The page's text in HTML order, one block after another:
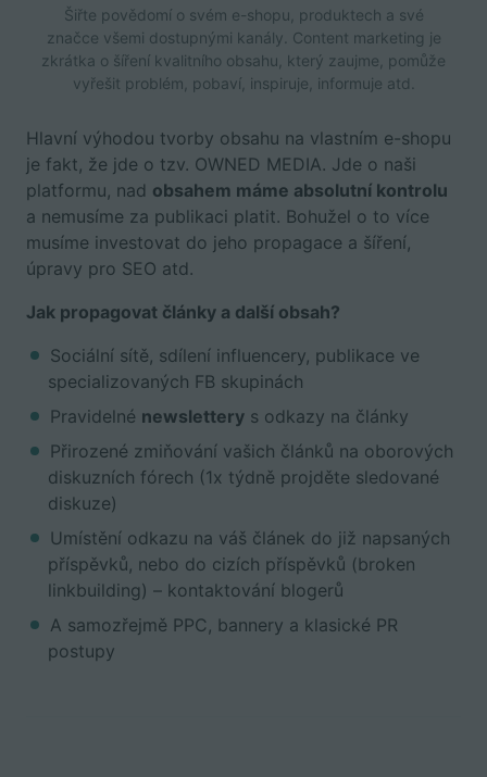
Šiřte povědomí o svém e-shopu, produktech a své
značce všemi dostupnými kanály. Content marketing je
zkrátka o šíření kvalitního obsahu, který zaujme, pomůže
vyřešit problém, pobaví, inspiruje, informuje atd.
Hlavní výhodou tvorby obsahu na vlastním e-shopu
je fakt, že jde o tzv. OWNED MEDIA. Jde o naši
platformu, nad obsahem máme absolutní kontrolu
a nemusíme za publikaci platit. Bohužel o to více
musíme investovat do jeho propagace a šíření,
úpravy pro SEO atd.
Jak propagovat články a další obsah?
Sociální sítě, sdílení influencery, publikace ve
specializovaných FB skupinách
Pravidelné newslettery s odkazy na články
Přirozené zmiňování vašich článků na oborových
diskuzních fórech (1x týdně projděte sledované
diskuze)
Umístění odkazu na váš článek do již napsaných
příspěvků, nebo do cizích příspěvků (broken
linkbuilding) – kontaktování blogerů
A samozřejmě PPC, bannery a klasické PR
postupy